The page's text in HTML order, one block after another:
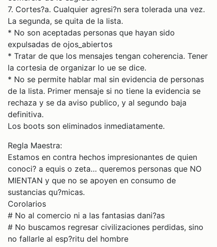
7. Cortes?a. Cualquier agresi?n sera tolerada una vez.
La segunda, se quita de la lista.
* No son aceptadas personas que hayan sido
expulsadas de ojos_abiertos
* Tratar de que los mensajes tengan coherencia. Tener
la cortesia de organizar lo ue se dice.
* No se permite hablar mal sin evidencia de personas
de la lista. Primer mensaje si no tiene la evidencia se
rechaza y se da aviso publico, y al segundo baja
definitiva.
Los boots son eliminados inmediatamente.
Regla Maestra:
Estamos en contra hechos impresionantes de quien
conoci? a equis o zeta… queremos personas que NO
MIENTAN y que no se apoyen en consumo de
sustancias qu?micas.
Corolarios
# No al comercio ni a las fantasias dani?as
# No buscamos regresar civilizaciones perdidas, sino
no fallarle al esp?ritu del hombre